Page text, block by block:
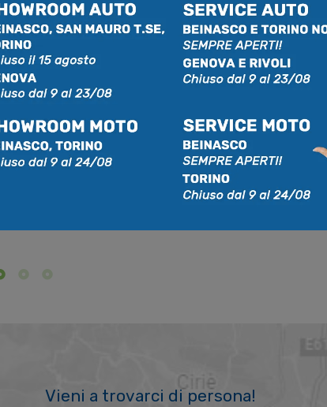
KTM
250 EXC
CILINDRATA
Vieni a trovarci di persona!